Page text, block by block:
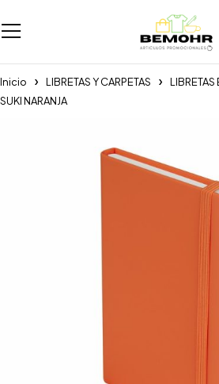
Inicio LIBRETAS Y CARPETAS LIBRETAS
SUKI NARANJA